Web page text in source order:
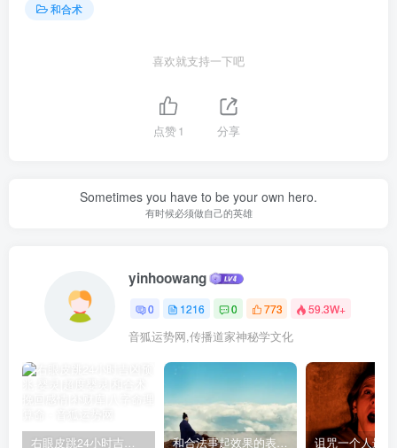
和合术
喜欢就支持一下吧
点赞1 分享
Sometimes you have to be your own hero.
有时候必须做自己的英雄
yinhoowang
0 1216 0 773 59.3W+
音狐运势网,传播道家神秘学文化
右眼皮跳24小时吉凶预兆 和合法事起效果的表现，出现这些就要留意了